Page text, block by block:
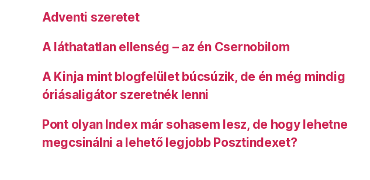
Adventi szeretet
A láthatatlan ellenség – az én Csernobilom
A Kinja mint blogfelület búcsúzik, de én még mindig
óriásaligátor szeretnék lenni
Pont olyan Index már sohasem lesz, de hogy lehetne
megcsinálni a lehető legjobb Posztindexet?